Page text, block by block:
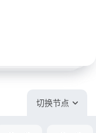
切换节点